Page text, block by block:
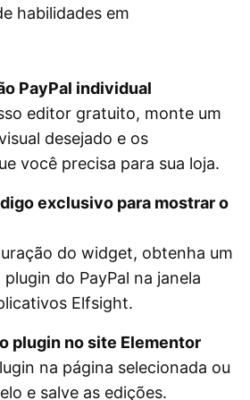
habilidades em
PayPal individual
editor gratuito, monte um
desejado e os
você precisa para sua loja.
exclusivo para mostrar o
do widget, obtenha um
do PayPal na janela
Elfsight.
plugin no site Elementor
na página selecionada ou
e salve as edições.